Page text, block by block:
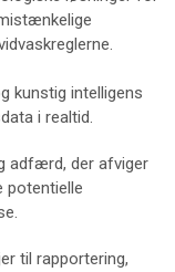
kunstig intelligens
i realtid.
adfærd, der afviger
potentielle
til rapportering,